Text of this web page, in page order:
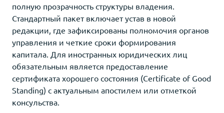
полную прозрачность структуры владения.
Стандартный пакет включает устав в новой
редакции, где зафиксированы полномочия органов
управления и четкие сроки формирования
капитала. Для иностранных юридических лиц
обязательным является предоставление
сертификата хорошего состояния (Certificate of Good
Standing) с актуальным апостилем или отметкой
консульства.